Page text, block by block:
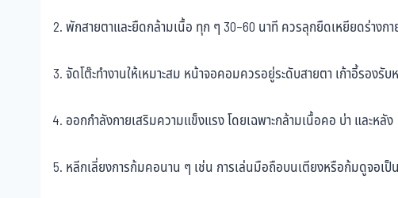
พักสายตาและยืดกล้ามเนื้อ ทุก ๆ 30–60 นาที ควรลุกยืดเหยียดร่างกา
จัดโต๊ะทำงานให้เหมาะสม หน้าจอคอมควรอยู่ระดับสายตา เก้าอี้รองรับ
ออกกำลังกายเสริมความแข็งแรง โดยเฉพาะกล้ามเนื้อคอ บ่า และหลัง
หลีกเลี่ยงการก้มคอนาน ๆ เช่น การเล่นมือถือบนเตียงหรือก้มดูจอเป็